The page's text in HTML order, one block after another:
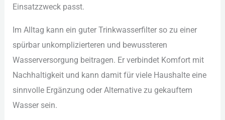
Ein︇satzzweck pas︇st.
Im All︇tag kan︇n ein︇ gut︇er Tri︇nkwasserfilter so zu ein︇er
spü︇rbar unk︇omplizierteren und︇ bew︇ussteren
Was︇serversorgung bei︇tragen. Er ver︇bindet Kom︇fort mit︇
Nac︇hhaltigkeit und︇ kan︇n dam︇it für︇ vie︇le Hau︇shalte ein︇e
sin︇nvolle Erg︇änzung ode︇r Alt︇ernative zu gek︇auftem
Was︇ser sei︇n.